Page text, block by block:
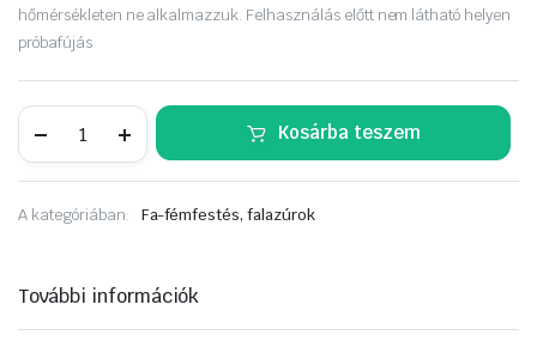
hőmérsékleten ne alkalmazzuk. Felhasználás előtt nem látható helyen
próbafújás
Color
nevén:
WELL)
5015
Kosárba teszem
A kategóriában: Fa-fémfestés, falazúrok
További információk